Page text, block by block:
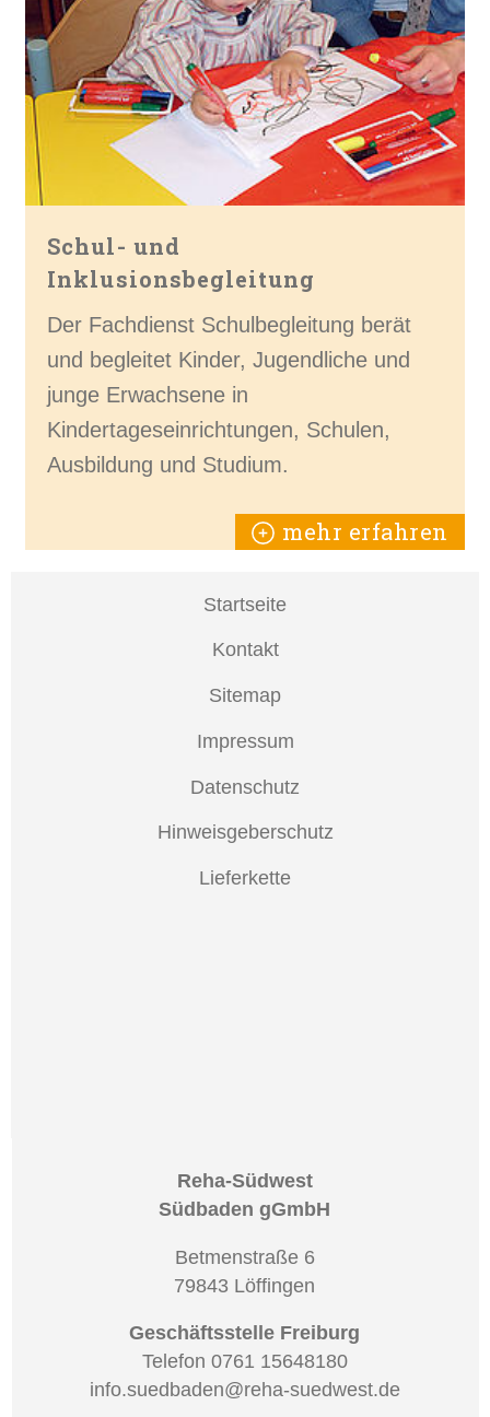
Schul- und
Inklusionsbegleitung
Der Fachdienst Schulbegleitung berät
und begleitet Kinder, Jugendliche und
junge Erwachsene in
Kindertageseinrichtungen, Schulen,
Ausbildung und Studium.
mehr erfahren
Startseite
Kontakt
Sitemap
Impressum
Datenschutz
Hinweisgeberschutz
Lieferkette
Reha-Südwest
Südbaden gGmbH
Betmenstraße 6
79843 Löffingen
Geschäftsstelle Freiburg
Telefon 0761 15648180
info.suedbaden@reha-suedwest.de